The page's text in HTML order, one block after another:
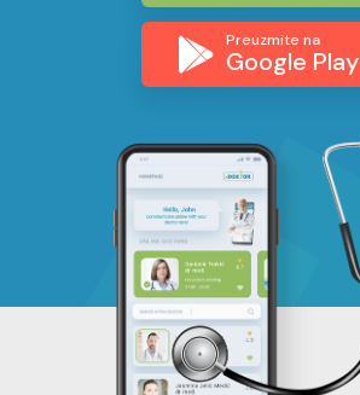
Preuzmite na
Google Play